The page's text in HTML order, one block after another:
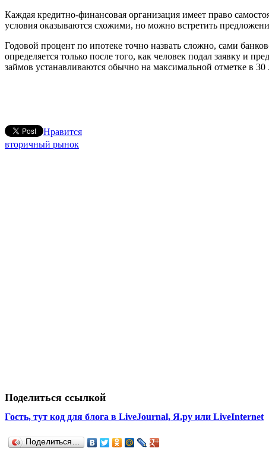
Каждая кредитно-финансовая организация имеет право
условия оказываются схожими, но можно встретить
Годовой процент по ипотеке точно назвать сложно, сами
определяется только после того, как человек подал заявку и
займов устанавливаются обычно на максимальной отметке в 30
Нравится
вторичный рынок
Поделиться ссылкой
Гость, тут код для блога в LiveJournal, Я.ру или LiveInternet
Поделиться…